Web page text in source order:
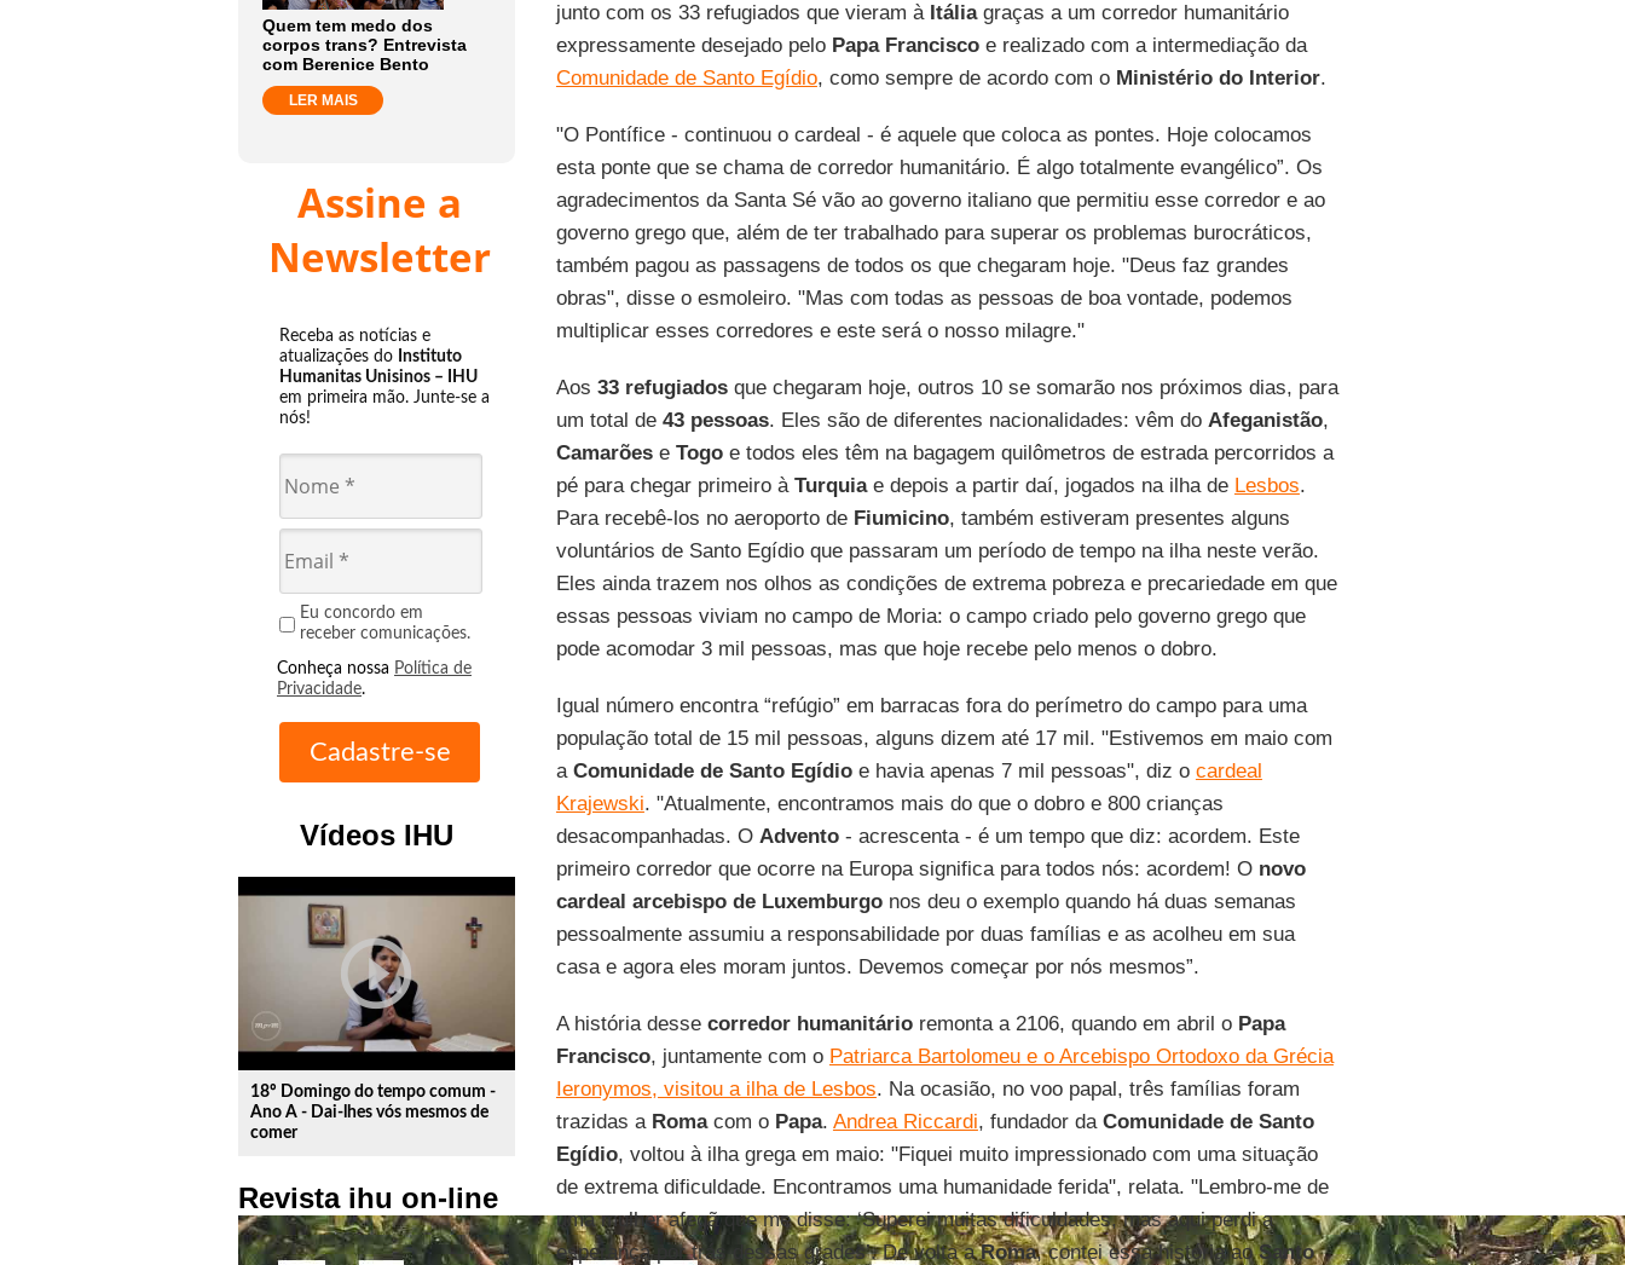
Quem tem medo dos
corpos trans? Entrevista
com Berenice Bento
LER MAIS
Assine a
Newsletter
Receba as notícias e
atualizações do Instituto
Humanitas Unisinos – IHU
em primeira mão. Junte-se a
nós!
Eu concordo em
receber comunicações.
Conheça nossa Política de
Privacidade.
Vídeos IHU
play_circle_outline
18º Domingo do tempo comum -
Ano A - Dai-lhes vós mesmos de
comer
Revista ihu on-line
junto com os 33 refugiados que vieram à Itáliagraças a um corredor humanitário
expressamente desejado pelo Papa Franciscoe realizado com a intermediação da
Comunidade de Santo Egídio, como sempre de acordo com o Ministério do Interior.
"O Pontífice - continuou o cardeal - é aquele que coloca as pontes. Hoje colocamos
esta ponte que se chama de corredor humanitário. É algo totalmente evangélico”. Os
agradecimentos da Santa Sé vão ao governo italiano que permitiu esse corredor e ao
governo grego que, além de ter trabalhado para superar os problemas burocráticos,
também pagou as passagens de todos os que chegaram hoje. "Deus faz grandes
obras", disse o esmoleiro. "Mas com todas as pessoas de boa vontade, podemos
multiplicar esses corredores e este será o nosso milagre."
Aos 33 refugiadosque chegaram hoje, outros 10 se somarão nos próximos dias, para
um total de 43 pessoas. Eles são de diferentes nacionalidades: vêm do Afeganistão,
Camarõese Togoe todos eles têm na bagagem quilômetros de estrada percorridos a
pé para chegar primeiro à Turquiae depois a partir daí, jogados na ilha de Lesbos.
Para recebê-los no aeroporto de Fiumicino, também estiveram presentes alguns
voluntários de Santo Egídio que passaram um período de tempo na ilha neste verão.
Eles ainda trazem nos olhos as condições de extrema pobreza e precariedade em que
essas pessoas viviam no campo de Moria: o campo criado pelo governo grego que
pode acomodar 3 mil pessoas, mas que hoje recebe pelo menos o dobro.
Igual número encontra “refúgio” em barracas fora do perímetro do campo para uma
população total de 15 mil pessoas, alguns dizem até 17 mil. "Estivemos em maio com
a Comunidade de Santo Egídioe havia apenas 7 mil pessoas", diz o cardeal
Krajewski. "Atualmente, encontramos mais do que o dobro e 800 crianças
desacompanhadas. O Advento- acrescenta - é um tempo que diz: acordem. Este
primeiro corredor que ocorre na Europa significa para todos nós: acordem! O novo
cardeal arcebispo de Luxemburgonos deu o exemplo quando há duas semanas
pessoalmente assumiu a responsabilidade por duas famílias e as acolheu em sua
casa e agora eles moram juntos. Devemos começar por nós mesmos”.
A história desse corredor humanitárioremonta a 2106, quando em abril o Papa
Francisco, juntamente com o Patriarca Bartolomeu e o Arcebispo Ortodoxo da Grécia
Ieronymos, visitou a ilha de Lesbos. Na ocasião, no voo papal, três famílias foram
trazidas a Romacom o Papa. Andrea Riccardi, fundador da Comunidade de Santo
Egídio, voltou à ilha grega em maio: "Fiquei muito impressionado com uma situação
de extrema dificuldade. Encontramos uma humanidade ferida", relata. "Lembro-me de
uma mulher afegã que me disse: ‘Superei muitas dificuldades, mas aqui perdi a
esperança por trás dessas grades’. De volta aRoma, contei essa história aoSanto